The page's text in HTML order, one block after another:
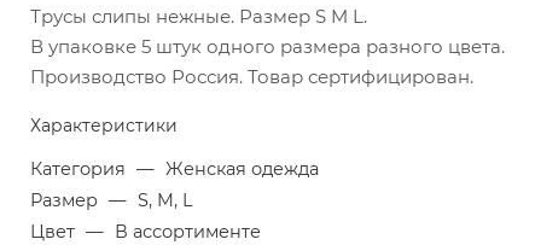
Трусы слипы нежные. Размер S M L.
В упаковке 5 штук одного размера разного цвета.
Производство Россия. Товар сертифицирован.
Характеристики
Категория — Женская одежда
Размер — S, M, L
Цвет — В ассортименте